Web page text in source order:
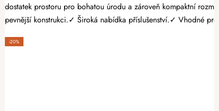
dostatek prostoru pro bohatou úrodu a zároveň kompaktní
pevnější konstrukci.✓ Široká nabídka příslušenství.✓ Vhodné
-20%